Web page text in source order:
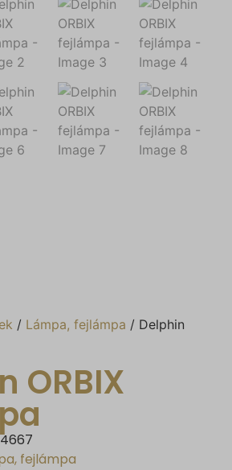
/ Lámpa, fejlámpa / Delphin
ORBIX
fejlámpa